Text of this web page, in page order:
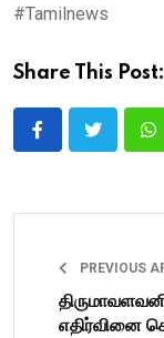
#Tamilnews
Share This Post:
PREVIOUS
திருமாவளவனின்
எதிர்வினை